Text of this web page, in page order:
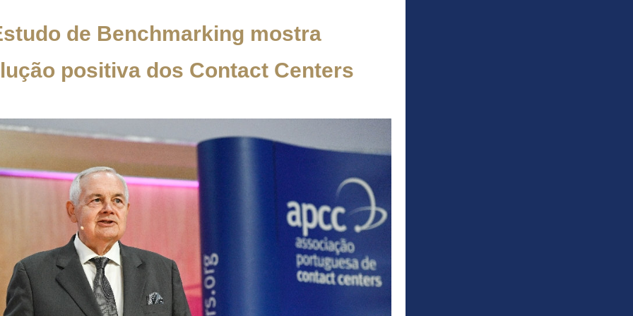
de Benchmarking mostra
positiva dos Contact Centers